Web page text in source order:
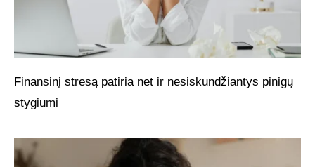
Finansinį stresą patiria net ir nesiskundžiantys pinigų
stygiumi